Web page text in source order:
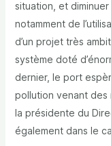
situation, et
notamment de
d’un projet très
système doté
dernier, le port
pollution venant des
la présidente du
également dans le